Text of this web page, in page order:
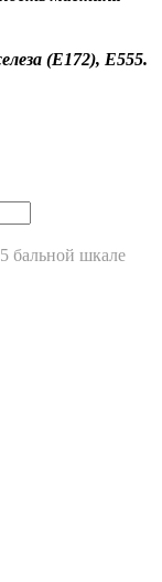
(Е172), E555.
бальной шкале